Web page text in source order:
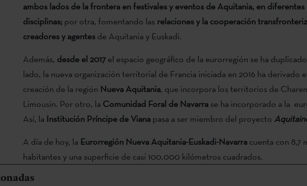
ambos lados de la frontera en festivales y eventos de Aquitania, en diferentes
disciplinas; por otra, fomentando las relaciones y la cooperación
creadores y agentesde Aquitania y Euskadi.
Además, desde el 2017el espacio geográfico de la eurorregión se ha
lado, la nueva organización territorial de Francia iniciada en 2016 ha derivado
creación de la región Nueva Aquitania, que incorpora los territorios de
Limousin. Por otro, la Comunidad Foral de Navarrase ha incorporado a la
Así, la Institución Príncipe de Vianapasa a ser miembro del proyecto
A día de hoy, la Eurorregión Nueva Aquitania-Euskadi-Navarracuenta con 8,7
habitantes y una superficie de casi 100.000 kilómetros cuadrados.